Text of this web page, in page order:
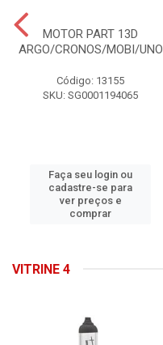
MOTOR PART 13D
ARGO/CRONOS/MOBI/UNO
Código: 13155
SKU: SG0001194065
Faça seu login ou
cadastre-se para
ver preços e
comprar
VITRINE 4